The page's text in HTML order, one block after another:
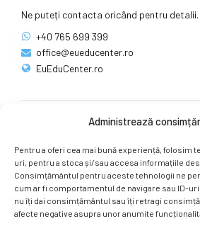
Administrează
Pentru a oferi cea mai bună experiență, folosim
uri, pentru a stoca și/sau accesa informațiile
Consimțământul pentru aceste tehnologii ne
cum ar fi comportamentul de navigare sau ID-
nu îți dai consimțământul sau îți retragi
afecte negative asupra unor anumite
Ne puteți contacta oricând pentru detalii.
+40 765 699 399
office@eueducenter.ro
EuEduCenter.ro
Ne puteți găsi și pe rețelele sociale.